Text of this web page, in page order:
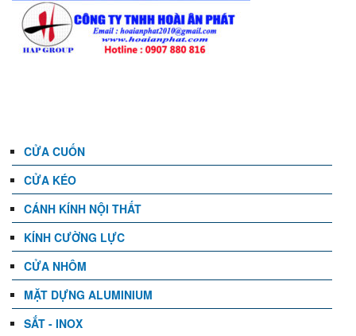
CỬA CUỐN
CỬA KÉO
CÁNH KÍNH NỘI THẤT
KÍNH CƯỜNG LỰC
CỬA NHÔM
MẶT DỰNG ALUMINIUM
SẮT - INOX